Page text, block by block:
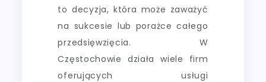
to decyzja, która może zaważyć
na sukcesie lub porażce całego
przedsięwzięcia. W
Częstochowie działa wiele firm
oferujących usługi